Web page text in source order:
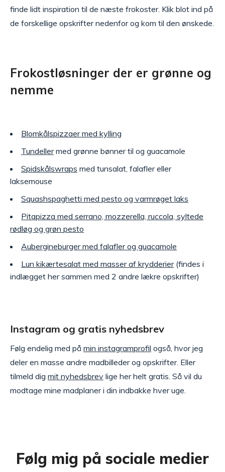
finde lidt inspiration til de næste frokoster. Klik blot ind på
de forskellige opskrifter nedenfor og kom til den ønskede.
Frokostløsninger der er grønne og
nemme
Blomkålspizzaer med kylling
Tundellermed grønne bønner til og guacamole
Spidskålswraps med tunsalat, falafler eller
laksemouse
Squashspaghetti med pesto og varmrøget laks
Pitapizza med serrano, mozzerella, ruccola, syltede
rødløg og grøn pesto
Aubergineburger med falafler og guacamole
Lun kikærtesalat med masser af krydderier(findes i
indlægget her sammen med 2 andre lækre opskrifter)
Instagram og gratis nyhedsbrev
Følg endelig med på min instagramprofil også, hvor jeg
deler en masse andre madbilleder og opskrifter. Eller
tilmeld dig mit nyhedsbrev lige her helt gratis. Så vil du
modtage mine madplaner i din indbakke hver uge.
Følg mig på sociale medier